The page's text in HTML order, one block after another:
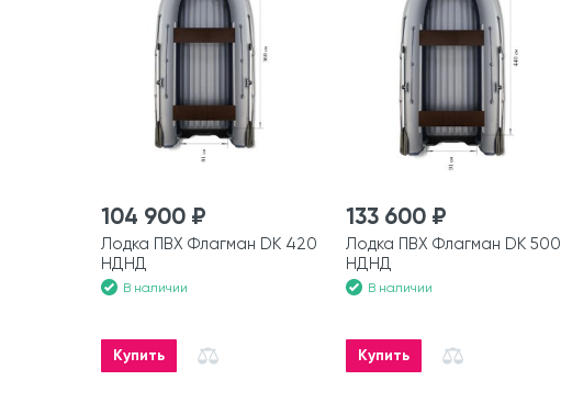
104 900 ₽
Лодка ПВХ Флагман DK 420
НДНД
В наличии
Купить
133 600 ₽
Лодка ПВХ Флагман DK 500
НДНД
В наличии
Купить